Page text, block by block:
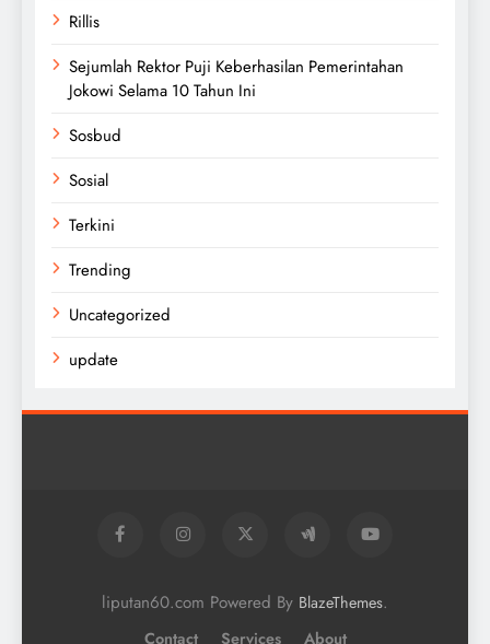
Rillis
Sejumlah Rektor Puji Keberhasilan Pemerintahan
Jokowi Selama 10 Tahun Ini
Sosbud
Sosial
Terkini
Trending
Uncategorized
update
liputan60.com Powered By BlazeThemes.
Contact Services About